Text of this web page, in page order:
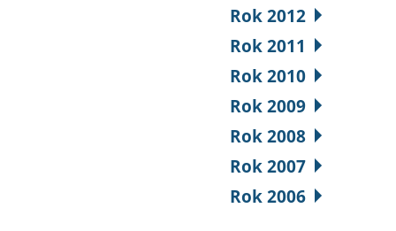
Rok 2012
Rok 2011
Rok 2010
Rok 2009
Rok 2008
Rok 2007
Rok 2006